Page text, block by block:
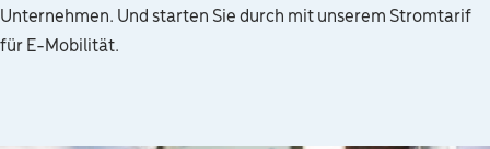
Unternehmen. Und starten Sie durch mit unserem Stromtarif
für E-Mobilität.